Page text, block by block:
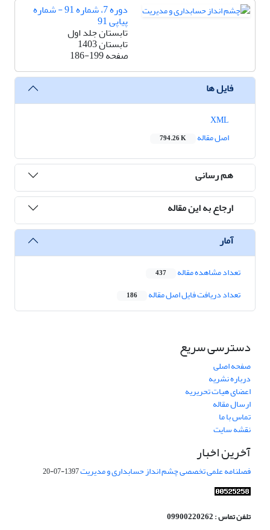
دوره 7، شماره 91 - شماره
پیاپی 91
تابستان جلد اول
تابستان 1403
صفحه186-199
فایل ها
اصل مقاله
794.26 K
هم رسانی
ارجاع به این مقاله
آمار
تعداد مشاهده مقاله 437
تعداد دریافت فایل اصل مقاله 186
دسترسی سریع
صفحه اصلی
درباره نشریه
اعضای هیات تحریریه
ارسال مقاله
تماس با ما
نقشه سایت
آخرین اخبار
فصلنامه علمی تخصصی چشم انداز حسابداری و مدیریت1397-07-20
تلفن تماس : 09900220262